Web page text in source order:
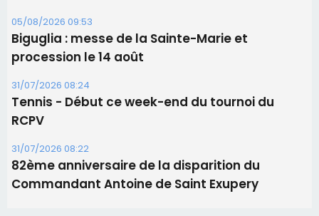
31/07/2026 08:22
82ème anniversaire de la disparition du
Commandant Antoine de Saint Exupery
Les plus lus
Satine Nomary est la nouvelle Miss Corse 2026
Éclipse du 12 août : la Corse aux premières loges
d'un spectacle qui ne reviendra pas avant 2081